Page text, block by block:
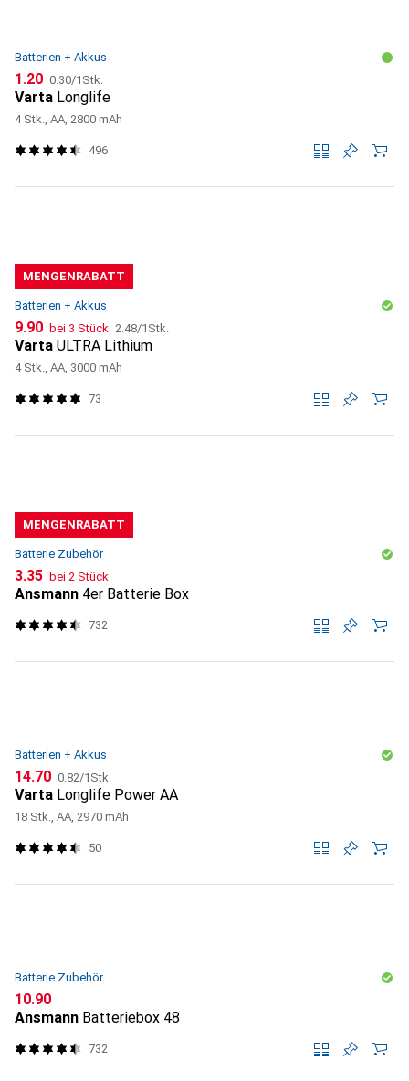
Batterien + Akkus
CHF
1.20 CHF
0.30/1Stk.
Varta Longlife
4 Stk., AA, 2800 mAh
496
MENGENRABATT
Batterien + Akkus
CHF
9.90 bei 3 Stück CHF
2.48/1Stk.
Varta ULTRA Lithium
4 Stk., AA, 3000 mAh
73
MENGENRABATT
Batterie Zubehör
CHF
3.35 bei 2 Stück
Ansmann 4er Batterie Box
732
Batterien + Akkus
CHF
14.70 CHF
0.82/1Stk.
Varta Longlife Power AA
18 Stk., AA, 2970 mAh
50
Batterie Zubehör
CHF
10.90
Ansmann Batteriebox 48
732